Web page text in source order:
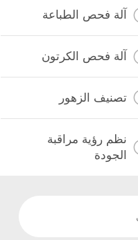
آلة فحص الطباعة
آلة فحص الكرتون
تصنيف الزهور
نظم رؤية مراقبة
الجودة